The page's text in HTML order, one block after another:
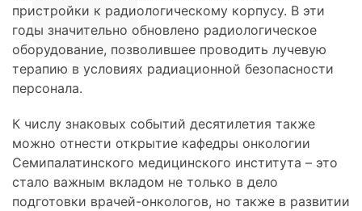
пристройки к радиологическому корпусу. В эти
годы значительно обновлено радиологическое
оборудование, позволившее проводить лучевую
терапию в условиях радиационной безопасности
персонала.
К числу знаковых событий десятилетия также
можно отнести открытие кафедры онкологии
Семипалатинского медицинского института – это
стало важным вкладом не только в дело
подготовки врачей-онкологов, но также в развитии